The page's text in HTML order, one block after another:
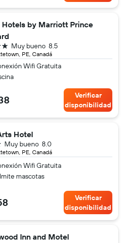
Hotels by Marriott Prince
PE, Canadá
8.5
Muy bueno
Wifi Gratuita
Verificar
disponibilidad
Hotel
PE, Canadá
8.0
Muy bueno
Wifi Gratuita
mascotas
Verificar
disponibilidad
Inn and Motel